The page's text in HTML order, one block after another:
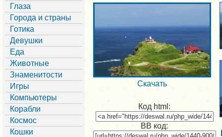
Глаза
Города и страны
Готика
Девушки
Еда
Животные
Знаменитости
Игры
Компьютеры
Корабли
Космос
Кошки
Скачать
Код html:
BB код: